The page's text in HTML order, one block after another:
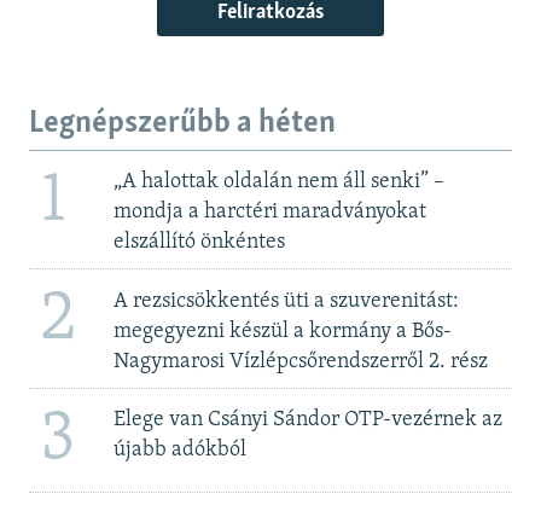
Feliratkozás
Legnépszerűbb a héten
1
„A halottak oldalán nem áll senki” –
mondja a harctéri maradványokat
elszállító önkéntes
2
A rezsicsökkentés üti a szuverenitást:
megegyezni készül a kormány a Bős-
Nagymarosi Vízlépcsőrendszerről 2. rész
3
Elege van Csányi Sándor OTP-vezérnek az
újabb adókból